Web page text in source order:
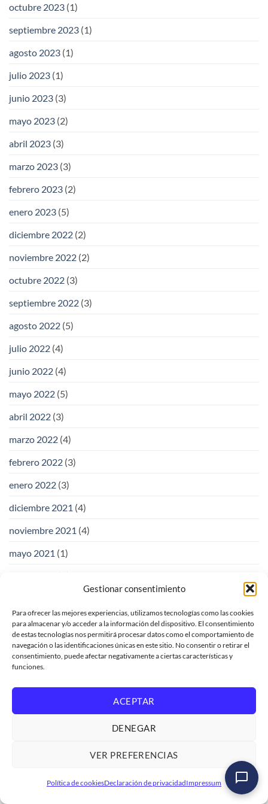
Gestionar consentimiento
Para ofrecer las mejores experiencias, utilizamos tecnologías como las cookies
para almacenar y/o acceder a la información del dispositivo. El consentimiento
de estas tecnologías nos permitirá procesar datos como el comportamiento de
navegación o las identificaciones únicas en este sitio. No consentir o retirar el
consentimiento, puede afectar negativamente a ciertas características y
funciones.
ACEPTAR
DENEGAR
VER PREFERENCIAS
Política de cookiesDeclaración de privacidadImpressum
octubre 2023 (1)
septiembre 2023 (1)
agosto 2023 (1)
julio 2023 (1)
junio 2023 (3)
mayo 2023 (2)
abril 2023 (3)
marzo 2023 (3)
febrero 2023 (2)
enero 2023 (5)
diciembre 2022 (2)
noviembre 2022 (2)
octubre 2022 (3)
septiembre 2022 (3)
agosto 2022 (5)
julio 2022 (4)
junio 2022 (4)
mayo 2022 (5)
abril 2022 (3)
marzo 2022 (4)
febrero 2022 (3)
enero 2022 (3)
diciembre 2021 (4)
noviembre 2021 (4)
mayo 2021 (1)
(1)
octubre 2018(1)
junio 2018(83)
mayo 2018
Solicitud de facturación
Trabaja con nosotros